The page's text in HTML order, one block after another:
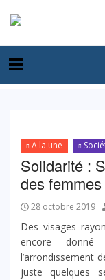
A la une
Solidarité :
des
28 octobre 2019
Des visages
encore
l’arrondissement
juste quelques